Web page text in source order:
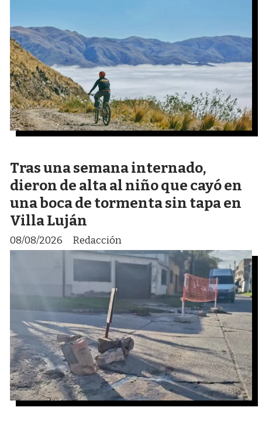
Tras una semana internado,
dieron de alta al niño que cayó en
una boca de tormenta sin tapa en
Villa Luján
Redacción
08/08/2026